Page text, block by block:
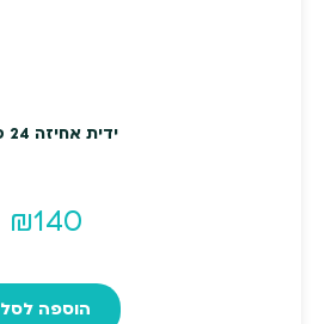
ידית אחיזה 24 ס"מ
₪140
הוספה לסל